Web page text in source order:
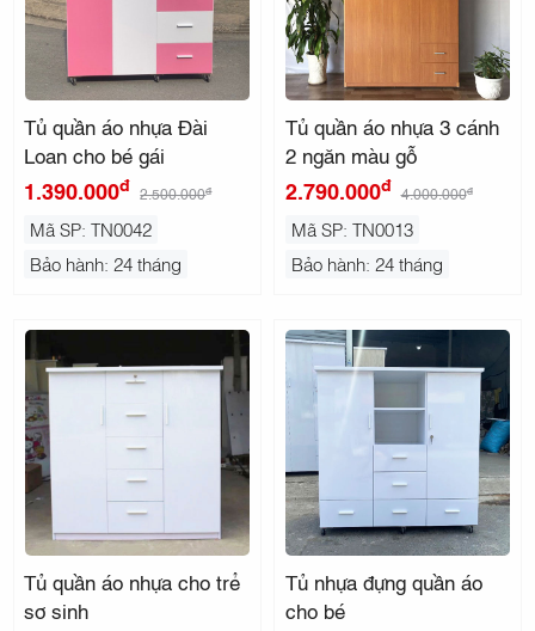
Tủ quần áo nhựa Đài
Loan cho bé gái
1.390.000đ 2.500.000đ
Mã SP: TN0042
Bảo hành: 24 tháng
Tủ quần áo nhựa 3 cánh
2 ngăn màu gỗ
2.790.000đ 4.000.000đ
Mã SP: TN0013
Bảo hành: 24 tháng
Tủ quần áo nhựa cho trẻ
sơ sinh
Tủ nhựa đựng quần áo
cho bé